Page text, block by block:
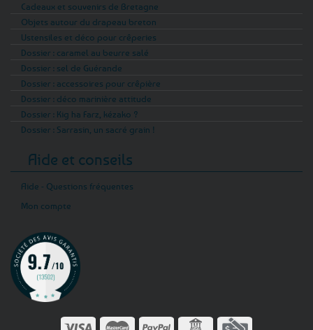
Cadeaux et souvenirs de Bretagne
Objets autour du drapeau breton
Ustensiles et déco pour crêperies
Dossier : caramel au beurre salé
Dossier : sel de Guérande
Dossier : accessoires pour crêpière
Dossier : déco marinière attitude
Dossier : Kig ha Farz, kézako ?
Dossier : Sarrasin, un sacré grain !
Aide et conseils
Aide - Questions fréquentes
Mon compte